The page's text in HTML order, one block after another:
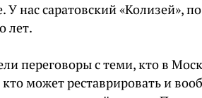
У нас саратовский «Колизей»,
лет.
переговоры с теми, кто в
кто может реставрировать и